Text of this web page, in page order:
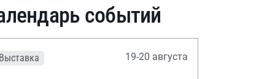
событий
Выставка 19-20 августа